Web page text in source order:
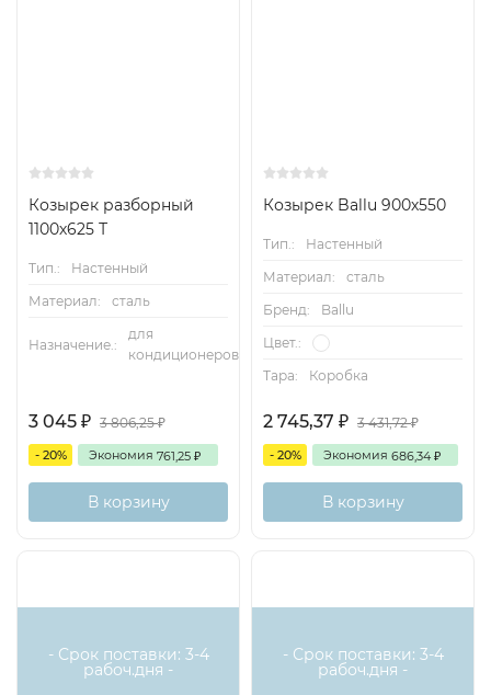
Козырек разборный
1100х625 Т
Тип.:
Настенный
Материал:
сталь
Назначение.:
для
кондиционеров
3 045 ₽ 3 806,25₽
- 20% Экономия 761,25 ₽
В корзину
Козырек Ballu 900х550
Тип.:
Настенный
Материал:
сталь
Бренд:
Ballu
Цвет.:
Тара: Коробка
2 745,37 ₽ 3 431,72₽
- 20% Экономия 686,34 ₽
В корзину
- Срок поставки: 3-4
рабоч.дня -
- Срок поставки: 3-4
рабоч.дня -